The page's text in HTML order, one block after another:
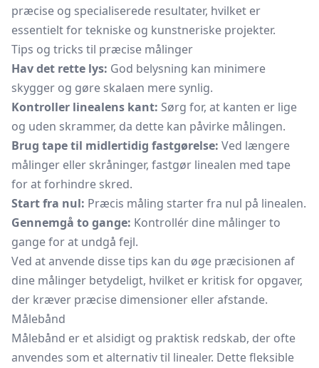
præcise og specialiserede resultater, hvilket er
essentielt for tekniske og kunstneriske projekter.
Tips og tricks til præcise målinger
Hav det rette lys: God belysning kan minimere
skygger og gøre skalaen mere synlig.
Kontroller linealens kant: Sørg for, at kanten er lige
og uden skrammer, da dette kan påvirke målingen.
Brug tape til midlertidig fastgørelse: Ved længere
målinger eller skråninger, fastgør linealen med tape
for at forhindre skred.
Start fra nul: Præcis måling starter fra nul på linealen.
Gennemgå to gange: Kontrollér dine målinger to
gange for at undgå fejl.
Ved at anvende disse tips kan du øge præcisionen af
dine målinger betydeligt, hvilket er kritisk for opgaver,
der kræver præcise dimensioner eller afstande.
Målebånd
Målebånd er et alsidigt og praktisk redskab, der ofte
anvendes som et alternativ til linealer. Dette fleksible